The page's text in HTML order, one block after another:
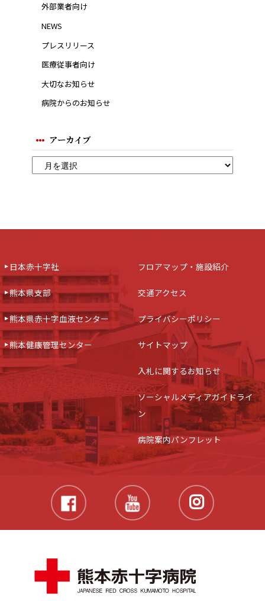
外部業者向け
NEWS
プレスリリース
医療従事者向け
大切なお知らせ
病院からのお知らせ
アーカイブ
日本赤十字社
熊本県支部
熊本県赤十字血液センター
熊本健康管理センター
フロアマップ・施設紹介
交通アクセス
プライバシーポリシー
サイトマップ
入札に関するお知らせ
ソーシャルメディアガイドライ
ン
病院案内パンフレット